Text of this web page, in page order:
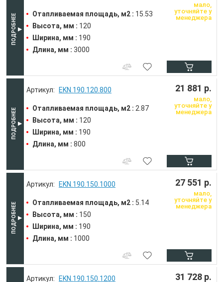
Отапливаемая площадь, м2 : 15.53
Высота, мм : 120
Ширина, мм : 190
Длина, мм : 3000
мало,
уточняйте у
менеджера
EKN.190.120.800
Отапливаемая площадь, м2 : 2.87
Высота, мм : 120
Ширина, мм : 190
Длина, мм : 800
21 881 р.
мало,
уточняйте у
менеджера
EKN.190.150.1000
Отапливаемая площадь, м2 : 5.14
Высота, мм : 150
Ширина, мм : 190
Длина, мм : 1000
27 551 р.
мало,
уточняйте у
менеджера
EKN.190.150.1200 31 728 р.